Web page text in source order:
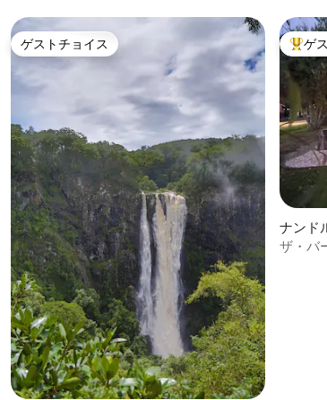
ー
、5つ星中4.98つ星の平均評価
ゲストチョイス
ゲストチョイス 大好
ゲ
ナンド
ザ・バ